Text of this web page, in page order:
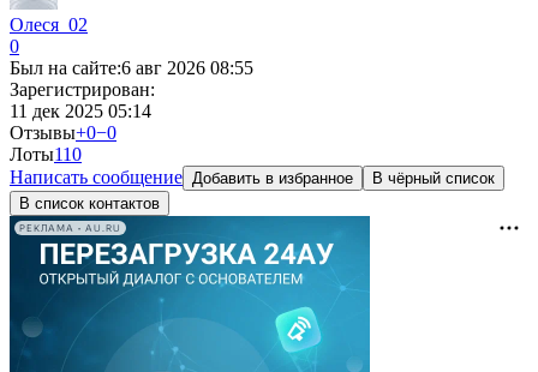
Олеся_02
0
Был на сайте:6 авг 2026 08:55
Зарегистрирован:
11 дек 2025 05:14
Отзывы+0−0
Лоты110
Написать сообщение Добавить в избранное
В чёрный список
В список контактов
РЕКЛАМА • AU.RU